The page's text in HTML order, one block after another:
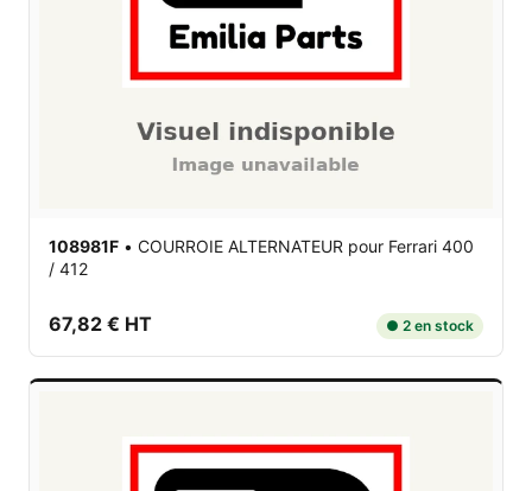
108981F • COURROIE ALTERNATEUR pour Ferrari 400
/ 412
67,82 € HT ● 2 en stock